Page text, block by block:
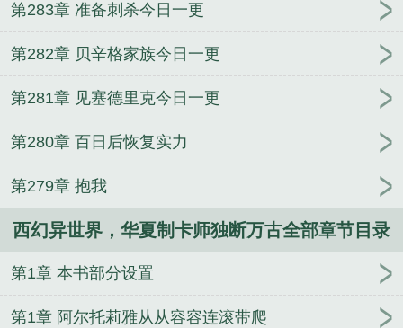
家致富
总裁老公：高先生的金丝雀飞了！
家族修
仙：从灵植夫开始
开局境界全族总和，打造不朽帝
族
木叶宇智波，开局硬槓木叶！
第283章 准备刺杀今日一更
第282章 贝辛格家族今日一更
第281章 见塞德里克今日一更
第280章 百日后恢复实力
第279章 抱我
西幻异世界，华夏制卡师独断万古全部章节目录
第1章 本书部分设置
第1章 阿尔托莉雅从从容容连滚带爬